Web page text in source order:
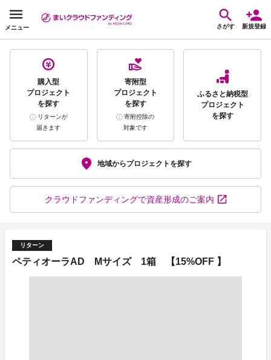
メニュー さがす 新規登録
購入型
プロジェクト
を探す
リターンが
届きます
寄附型
プロジェクト
を探す
寄附控除の
対象です
ふるさと納税型
プロジェクト
を探す
地域からプロジェクトを探す
クラウドファンディングで資産形成のご案内
リターン
ペティオーラAD Mサイズ 1箱 【15%OFF 】